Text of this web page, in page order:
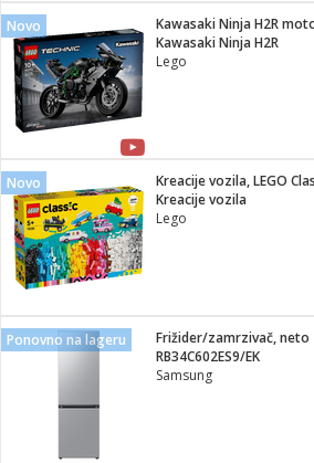
Novo
Kawasaki Ninja H2R
Kawasaki Ninja H2R
Lego
Novo
Kreacije vozila, LEGO
Kreacije vozila
Lego
Ponovno na lageru
Frižider/zamrzivač,
RB34C602ES9/EK
Samsung